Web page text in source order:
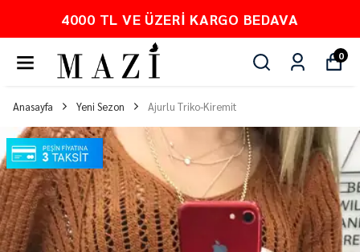
TL VE ÜZERI KARGO BEDAVA
0
Anasayfa Yeni Sezon Ajurlu Triko-Kiremit